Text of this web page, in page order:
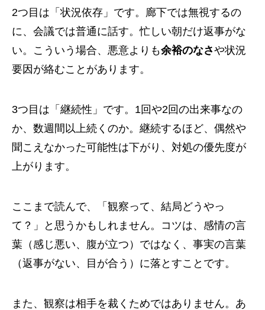
2つ目は「状況依存」です。廊下では無視するの
に、会議では普通に話す。忙しい朝だけ返事がな
い。こういう場合、悪意よりも余裕のなさや状況
要因が絡むことがあります。
3つ目は「継続性」です。1回や2回の出来事なの
か、数週間以上続くのか。継続するほど、偶然や
聞こえなかった可能性は下がり、対処の優先度が
上がります。
ここまで読んで、「観察って、結局どうやっ
て？」と思うかもしれません。コツは、感情の言
葉（感じ悪い、腹が立つ）ではなく、事実の言葉
（返事がない、目が合う）に落とすことです。
また、観察は相手を裁くためではありません。あ